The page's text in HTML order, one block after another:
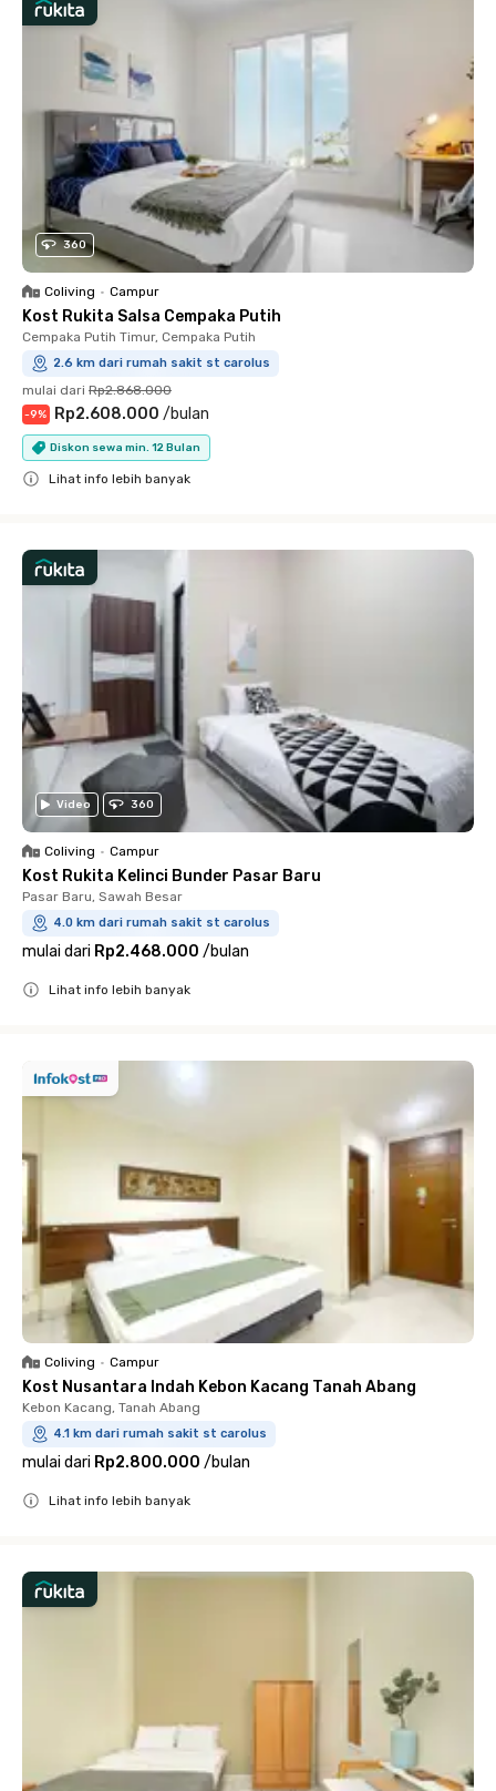
360
Coliving • Campur
Kost Rukita Salsa Cempaka Putih
Cempaka Putih Timur, Cempaka Putih
2.6 km dari rumah sakit st carolus
mulai dari Rp2.868.000
-9% Rp2.608.000 /bulan
Diskon sewa min. 12 Bulan
Lihat info lebih banyak
Video 360
Coliving • Campur
Kost Rukita Kelinci Bunder Pasar Baru
Pasar Baru, Sawah Besar
4.0 km dari rumah sakit st carolus
mulai dari Rp2.468.000 /bulan
Lihat info lebih banyak
Coliving • Campur
Kost Nusantara Indah Kebon Kacang Tanah Abang
Kebon Kacang, Tanah Abang
4.1 km dari rumah sakit st carolus
mulai dari Rp2.800.000 /bulan
Lihat info lebih banyak